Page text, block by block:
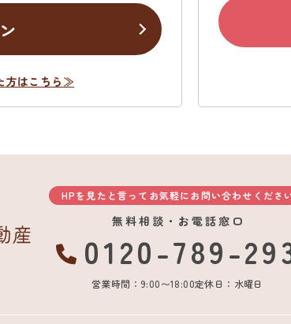
方はこちら≫
HPを見たと言ってお気軽にお問い合わせくださ
無料相談・お電話窓口
0120-789-
営業時間：9:00〜18:00定休日：水曜日